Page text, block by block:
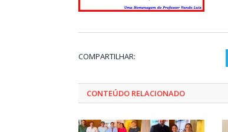
COMPARTILHAR:
CONTEÚDO RELACIONADO